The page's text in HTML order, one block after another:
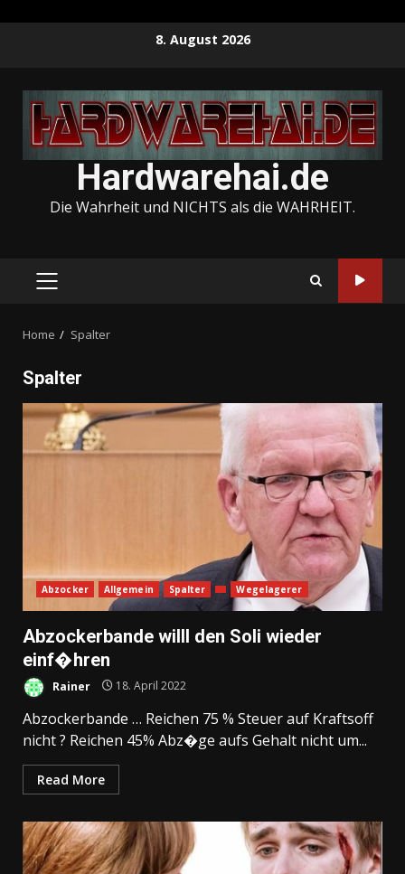
8. August 2026
Hardwarehai.de
Die Wahrheit und NICHTS als die WAHRHEIT.
PRIMARY
Home Spalter
Spalter
Abzocker Allgemein Spalter Wegelagerer
Abzockerbande willl den Soli wieder
einf�hren
Rainer 18. April 2022
Abzockerbande … Reichen 75 % Steuer auf Kraftsoff
nicht ? Reichen 45% Abz�ge aufs Gehalt nicht um...
Read More